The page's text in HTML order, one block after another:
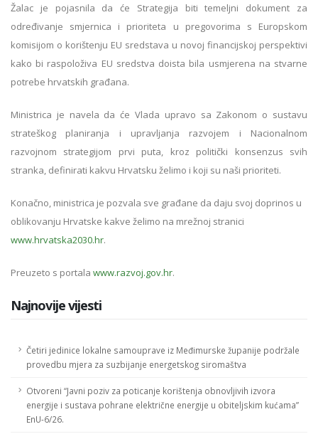
Žalac je pojasnila da će Strategija biti temeljni dokument za
određivanje smjernica i prioriteta u pregovorima s Europskom
komisijom o korištenju EU sredstava u novoj financijskoj perspektivi
kako bi raspoloživa EU sredstva doista bila usmjerena na stvarne
potrebe hrvatskih građana.
Ministrica je navela da će Vlada upravo sa Zakonom o sustavu
strateškog planiranja i upravljanja razvojem i Nacionalnom
razvojnom strategijom prvi puta, kroz politički konsenzus svih
stranka, definirati kakvu Hrvatsku želimo i koji su naši prioriteti.
Konačno, ministrica je pozvala sve građane da daju svoj doprinos u
oblikovanju Hrvatske kakve želimo na mrežnoj stranici
www.hrvatska2030.hr.
Preuzeto s portala www.razvoj.gov.hr.
Najnovije vijesti
Četiri jedinice lokalne samouprave iz Međimurske županije podržale
provedbu mjera za suzbijanje energetskog siromaštva
Otvoreni “Javni poziv za poticanje korištenja obnovljivih izvora
energije i sustava pohrane električne energije u obiteljskim kućama”
EnU-6/26.